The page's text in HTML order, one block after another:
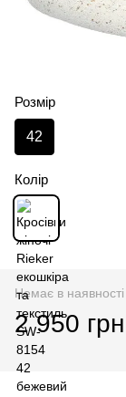
Розмір
42
Колір
Немає в наявності
2 950 грн